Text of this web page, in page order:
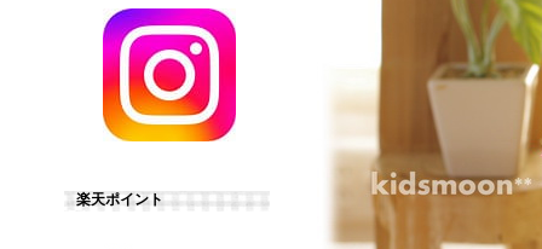
楽天ポイント